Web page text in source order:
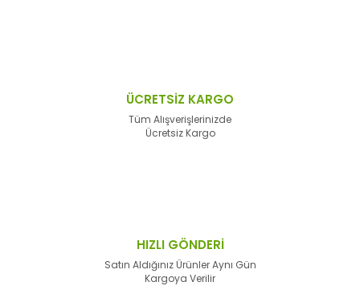
ÜCRETSİZ KARGO
Tüm Alışverişlerinizde
Ücretsiz Kargo
HIZLI GÖNDERİ
Satın Aldığınız Ürünler Aynı Gün
Kargoya Verilir